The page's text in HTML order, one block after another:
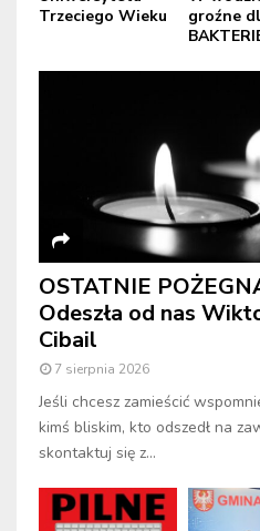
Trzeciego Wieku
groźne
OSTATNIE
Odeszła od nas
Cibail
7 sierpnia 2026
Jeśli chcesz zamieścić
kimś bliskim, kto odszedł na
skontaktuj się z...